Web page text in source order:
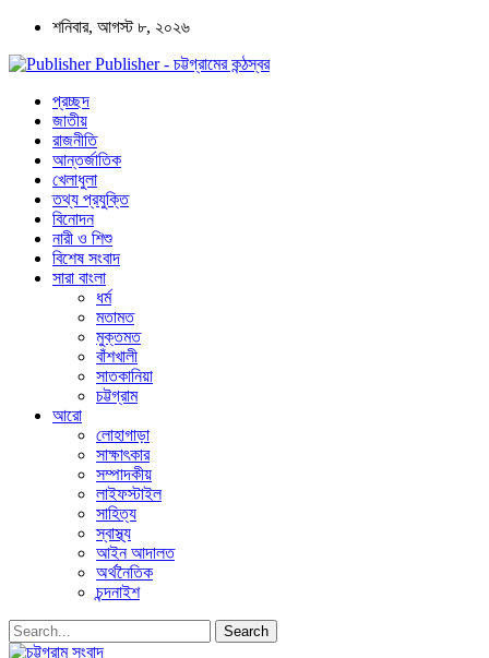
শনিবার, আগস্ট ৮, ২০২৬
Publisher - চট্টগ্রামের কন্ঠস্বর
প্রচ্ছদ
জাতীয়
রাজনীতি
আন্তর্জাতিক
খেলাধুলা
তথ্য প্রযুক্তি
বিনোদন
নারী ও শিশু
বিশেষ সংবাদ
সারা বাংলা
ধর্ম
মতামত
মুক্তমত
বাঁশখালী
সাতকানিয়া
চট্টগ্রাম
আরো
লোহাগাড়া
সাক্ষাৎকার
সম্পাদকীয়
লাইফস্টাইল
সাহিত্য
স্বাস্থ্য
আইন আদালত
অর্থনৈতিক
চন্দনাইশ